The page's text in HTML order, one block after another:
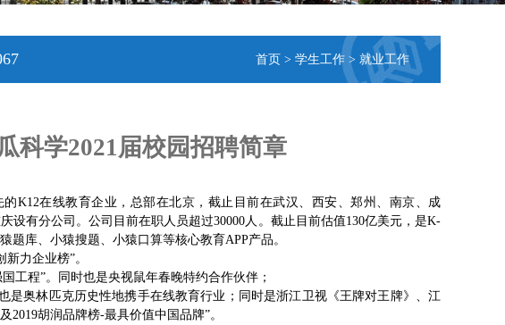
首页 > 学生工作 > 就业工作
科学2021届校园招聘简章
K12在线教育企业，总部在北京，截止目前在武汉、西安、郑州、南京、成
设有分公司。公司目前在职人员超过30000人。截止目前估值130亿美元，是K-
题库、小猿搜题、小猿口算等核心教育APP产品。
力企业榜”。
工程”。同时也是央视鼠年春晚特约合作伙伴；
是奥林匹克历史性地携手在线教育行业；同时是浙江卫视《王牌对王牌》、江
胡润品牌榜-最具价值中国品牌”。